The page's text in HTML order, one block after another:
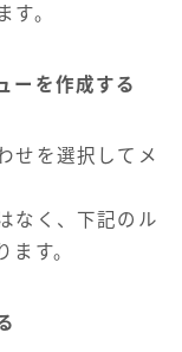
す。
ーを作成する
せを選択してメ
なく、下記のル
ます。